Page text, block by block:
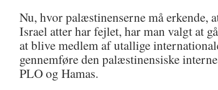
Nu, hvor palæstinenserne må erkende,
Israel atter har fejlet, har man valgt at
at blive medlem af utallige
gennemføre den palæstinensiske
PLO og Hamas.